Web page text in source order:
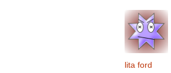
lita ford